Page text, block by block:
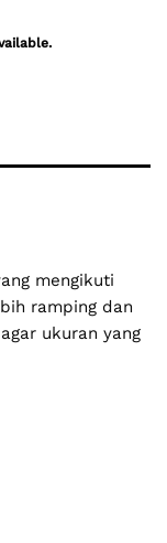
mengikuti
ramping dan
ukuran yang